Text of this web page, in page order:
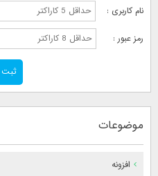
نام کاربری :
رمز عبور :
موضوعات
افزونه